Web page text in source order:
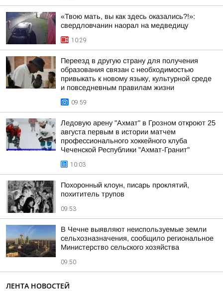
«Твою мать, вы как здесь оказались?!»:
свердловчанин наорал на медведицу
10:29
Переезд в другую страну для получения
образования связан с необходимостью
привыкать к новому языку, культурной среде
и повседневным правилам жизни
09:59
Ледовую арену "Ахмат" в Грозном откроют 25
августа первым в истории матчем
профессионального хоккейного клуба
Чеченской Республики "Ахмат-Гранит"
10:03
Похоронный клоун, писарь проклятий,
похититель трупов
09:53
В Чечне выявляют неиспользуемые земли
сельхозназначения, сообщило региональное
Министерство сельского хозяйства
09:50
ЛЕНТА НОВОСТЕЙ